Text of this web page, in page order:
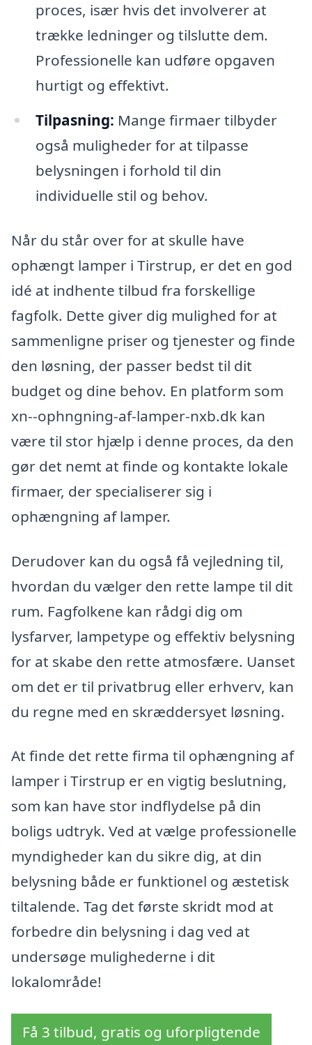
proces, især hvis det involverer at
trække ledninger og tilslutte dem.
Professionelle kan udføre opgaven
hurtigt og effektivt.
Tilpasning: Mange firmaer tilbyder
også muligheder for at tilpasse
belysningen i forhold til din
individuelle stil og behov.
Når du står over for at skulle have
ophængt lamper i Tirstrup, er det en god
idé at indhente tilbud fra forskellige
fagfolk. Dette giver dig mulighed for at
sammenligne priser og tjenester og finde
den løsning, der passer bedst til dit
budget og dine behov. En platform som
xn--ophngning-af-lamper-nxb.dk kan
være til stor hjælp i denne proces, da den
gør det nemt at finde og kontakte lokale
firmaer, der specialiserer sig i
ophængning af lamper.
Derudover kan du også få vejledning til,
hvordan du vælger den rette lampe til dit
rum. Fagfolkene kan rådgi dig om
lysfarver, lampetype og effektiv belysning
for at skabe den rette atmosfære. Uanset
om det er til privatbrug eller erhverv, kan
du regne med en skræddersyet løsning.
At finde det rette firma til ophængning af
lamper i Tirstrup er en vigtig beslutning,
som kan have stor indflydelse på din
boligs udtryk. Ved at vælge professionelle
myndigheder kan du sikre dig, at din
belysning både er funktionel og æstetisk
tiltalende. Tag det første skridt mod at
forbedre din belysning i dag ved at
undersøge mulighederne i dit
lokalområde!
Få 3 tilbud, gratis og uforpligtende